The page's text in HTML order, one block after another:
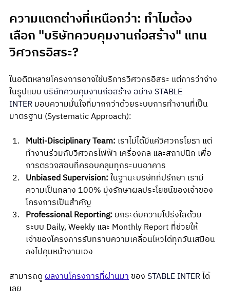
ความแตกต่างที่เหนือกว่า: ทำไมต้อง
เลือก "บริษัทควบคุมงานก่อสร้าง" แทน
วิศวกรอิสระ?
ในอดีตหลายโครงการอาจใช้บริการวิศวกรอิสระ แต่การว่าจ้าง
ในรูปแบบ บริษัทควบคุมงานก่อสร้าง อย่าง STABLE
INTER มอบความมั่นใจที่มากกว่าด้วยระบบการทำงานที่เป็น
มาตรฐาน (Systematic Approach):
Multi-Disciplinary Team: เราไม่ได้มีแค่วิศวกรโยธา แต่
ทำงานร่วมกับวิศวกรไฟฟ้า เครื่องกล และสถาปนิก เพื่อ
การตรวจสอบที่ครอบคลุมทุกระบบอาคาร
Unbiased Supervision: ในฐานะบริษัทที่ปรึกษา เรามี
ความเป็นกลาง 100% มุ่งรักษาผลประโยชน์ของเจ้าของ
โครงการเป็นสำคัญ
Professional Reporting: ยกระดับความโปร่งใสด้วย
ระบบ Daily, Weekly และ Monthly Report ที่ช่วยให้
เจ้าของโครงการรับทราบความเคลื่อนไหวได้ทุกวันเสมือน
ลงไปคุมหน้างานเอง
สามารถดู ผลงานโครงการที่ผ่านมา ของ STABLE INTER ได้
เลย